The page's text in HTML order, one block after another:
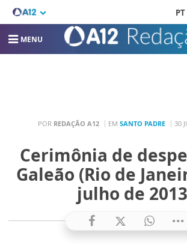
PT
MENU
POR REDAÇÃO A12 EM SANTO PADRE 30
Cerimônia de
Galeão (Rio de
julho de